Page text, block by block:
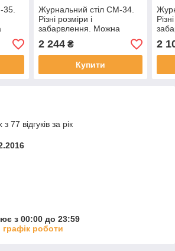
35.
Журнальний стіл СМ-34.
Різні розміри і
забарвлення. Можна
купувати окремі
комплектуючі.
2 244₴
Купити
2
77 відгуків за рік
з 00:00 до 23:59
роботи